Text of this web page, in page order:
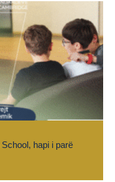
hapi i parë